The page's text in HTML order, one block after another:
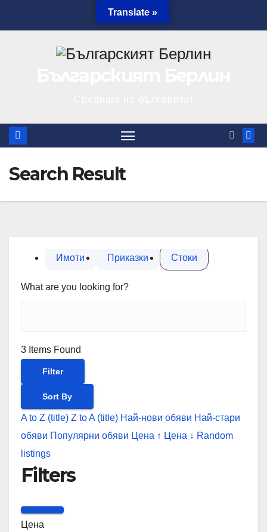
09.08.2026
Search Result
Имоти Приказки Стоки
What are you looking for?
3 Items Found
Filter
Sort By
A to Z (title) Z to A (title) Най-нови обяви Най-стари
обяви Популярни обяви Цена ↑ Цена ↓ Random
listings
Filters
Цена
Translate »